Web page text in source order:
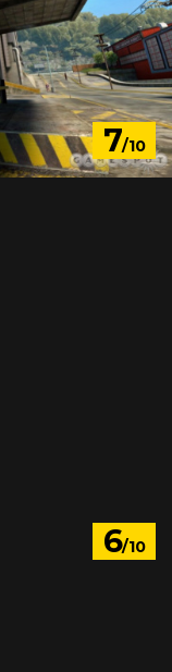
7/10
6/10